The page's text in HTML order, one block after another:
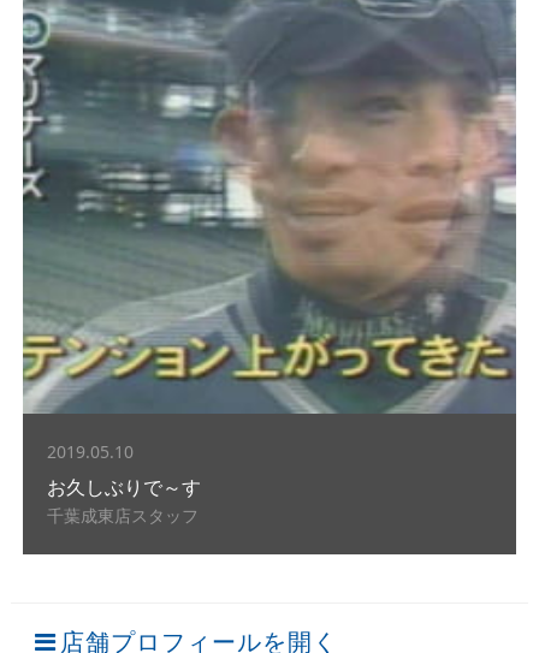
2019.05.10
お久しぶりで～す
千葉成東店スタッフ
店舗プロフィールを開く